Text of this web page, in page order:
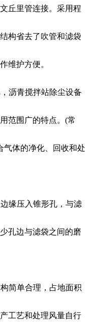
丘里管连接。采用程
构省去了吹管和滤袋
维护方便。
沥青搅拌站除尘设备
范围广的特点。(常
气体的净化、回收和处
缘压入锥形孔，与滤
孔边与滤袋之间的磨
简单合理，占地面积
工艺和处理风量自行